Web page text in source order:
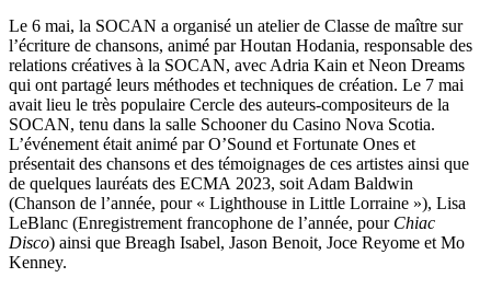
Le 6 mai, la SOCAN a organisé un atelier de Classe de maître sur
l’écriture de chansons, animé par Houtan Hodania, responsable des
relations créatives à la SOCAN, avec Adria Kain et Neon Dreams
qui ont partagé leurs méthodes et techniques de création. Le 7 mai
avait lieu le très populaire Cercle des auteurs-compositeurs de la
SOCAN, tenu dans la salle Schooner du Casino Nova Scotia.
L’événement était animé par O’Sound et Fortunate Ones et
présentait des chansons et des témoignages de ces artistes ainsi que
de quelques lauréats des ECMA 2023, soit Adam Baldwin
(Chanson de l’année, pour « Lighthouse in Little Lorraine »), Lisa
LeBlanc (Enregistrement francophone de l’année, pour Chiac
Disco) ainsi que Breagh Isabel, Jason Benoit, Joce Reyome et Mo
Kenney.